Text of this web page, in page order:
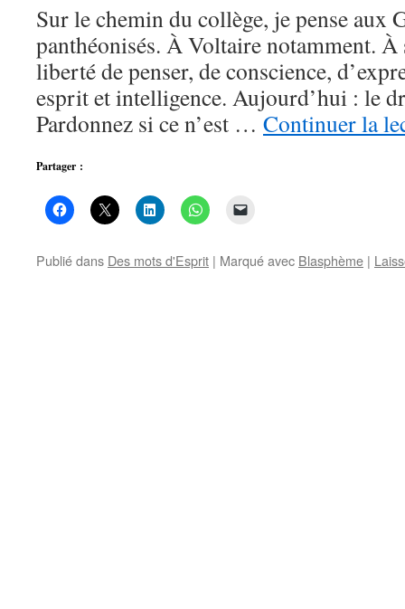
Sur le chemin du collège, je pense aux
panthéonisés. À Voltaire notamment.
liberté de penser, de conscience,
esprit et intelligence. Aujourd’hui : le
Pardonnez si ce n’est … Continuer la
Partager :
Publié dans Des mots d'Esprit | Marqué avec Blasphème |